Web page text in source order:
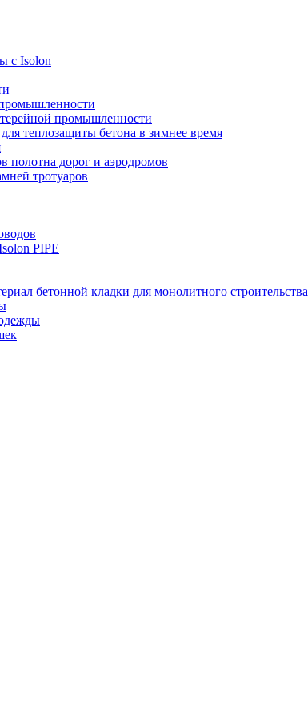
с Isolon
промышленности
теплозащиты бетона в зимнее время
дорог и аэродромов
тротуаров
PIPE
бетонной кладки для монолитного строительства